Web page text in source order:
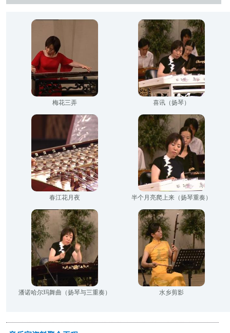
梅花三弄 喜讯（扬琴）
春江花月夜 半个月亮爬上来（扬琴重奏）
潘诺哈尔玛舞曲（扬琴与三重奏） 水乡剪影